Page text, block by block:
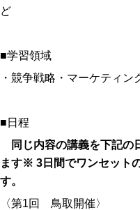
ど
■学習領域
・競争戦略・マーケティン
■日程
同じ内容の講義を下記の
ます※ 3日間でワンセット
す。
〈第1回 鳥取開催〉